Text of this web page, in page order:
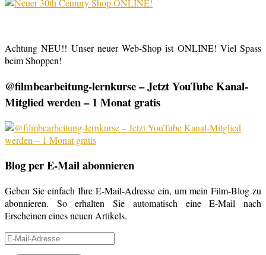
Achtung NEU!! Unser neuer Web-Shop ist ONLINE! Viel Spass
beim Shoppen!
@filmbearbeitung-lernkurse – Jetzt YouTube Kanal-
Mitglied werden – 1 Monat gratis
Blog per E-Mail abonnieren
Geben Sie einfach Ihre E-Mail-Adresse ein, um mein Film-Blog zu
abonnieren. So erhalten Sie automatisch eine E-Mail nach
Erscheinen eines neuen Artikels.
E-